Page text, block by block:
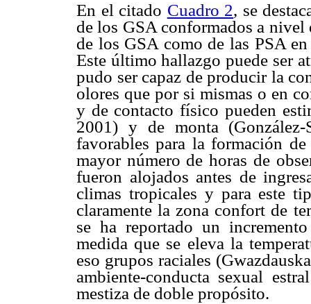
En el citado Cuadro 2, se
de los GSA conformados a nivel
de los GSA como de las PSA
Este último hallazgo puede ser
pudo ser capaz de producir la
olores que por si mismas o en
y de contacto físico pueden
2001) y de monta (González-
favorables para la formación
mayor número de horas de
fueron alojados antes de
climas tropicales y para este
claramente la zona confort de
se ha reportado un
medida que se eleva la
eso grupos raciales
ambiente-conducta sexual
mestiza de doble propósito.